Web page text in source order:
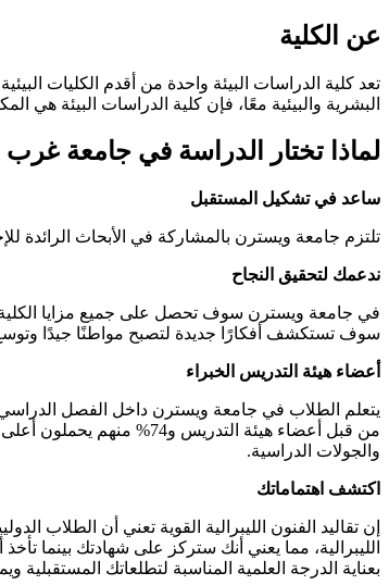
عن الكلية
تعد كلية الدراسات البيئة واحدة من أقدم الكليات
البشرية والبيئية معًا، فإن كلية الدراسات البيئة هي
لماذا تختار الدراسة في جامعة
ساعد في تشكيل المستقبل
تلتزم جامعة ويسترن بالمشاركة في الأبحاث الرائدة
ندعمك لتحقيق النجاح
في جامعة ويسترن سوف تحصل على جميع مزايا الكلية
سوف تستكشف أفكارًا جديدة لتصبح مواطنًا جيدًا
أعضاء هيئة التدريس الخبراء
من قبل أعضاء هيئة
والجولات الدراسية.
اكتشف اهتماماتك
إن تقاليد الفنون الليبرالية القوية تعني أن الطلاب
الليبرالية، مما يعني أنك ستركز على شهادتك بينما
بعناية الدرجة العلمية المناسبة لتطلعاتك